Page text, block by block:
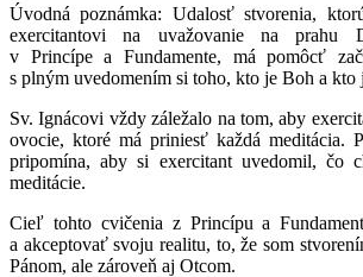
Úvodná poznámka: Udalosť stvorenia,
exercitantovi na uvažovanie na prahu
v Princípe a Fundamente, má pomôcť
s plným uvedomením si toho, kto je Boh a kto
Sv. Ignácovi vždy záležalo na tom, aby
ovocie, ktoré má priniesť každá meditácia.
pripomína, aby si exercitant uvedomil, čo
meditácie.
Cieľ tohto cvičenia z Princípu a
a akceptovať svoju realitu, to, že som
Pánom, ale zároveň aj Otcom.